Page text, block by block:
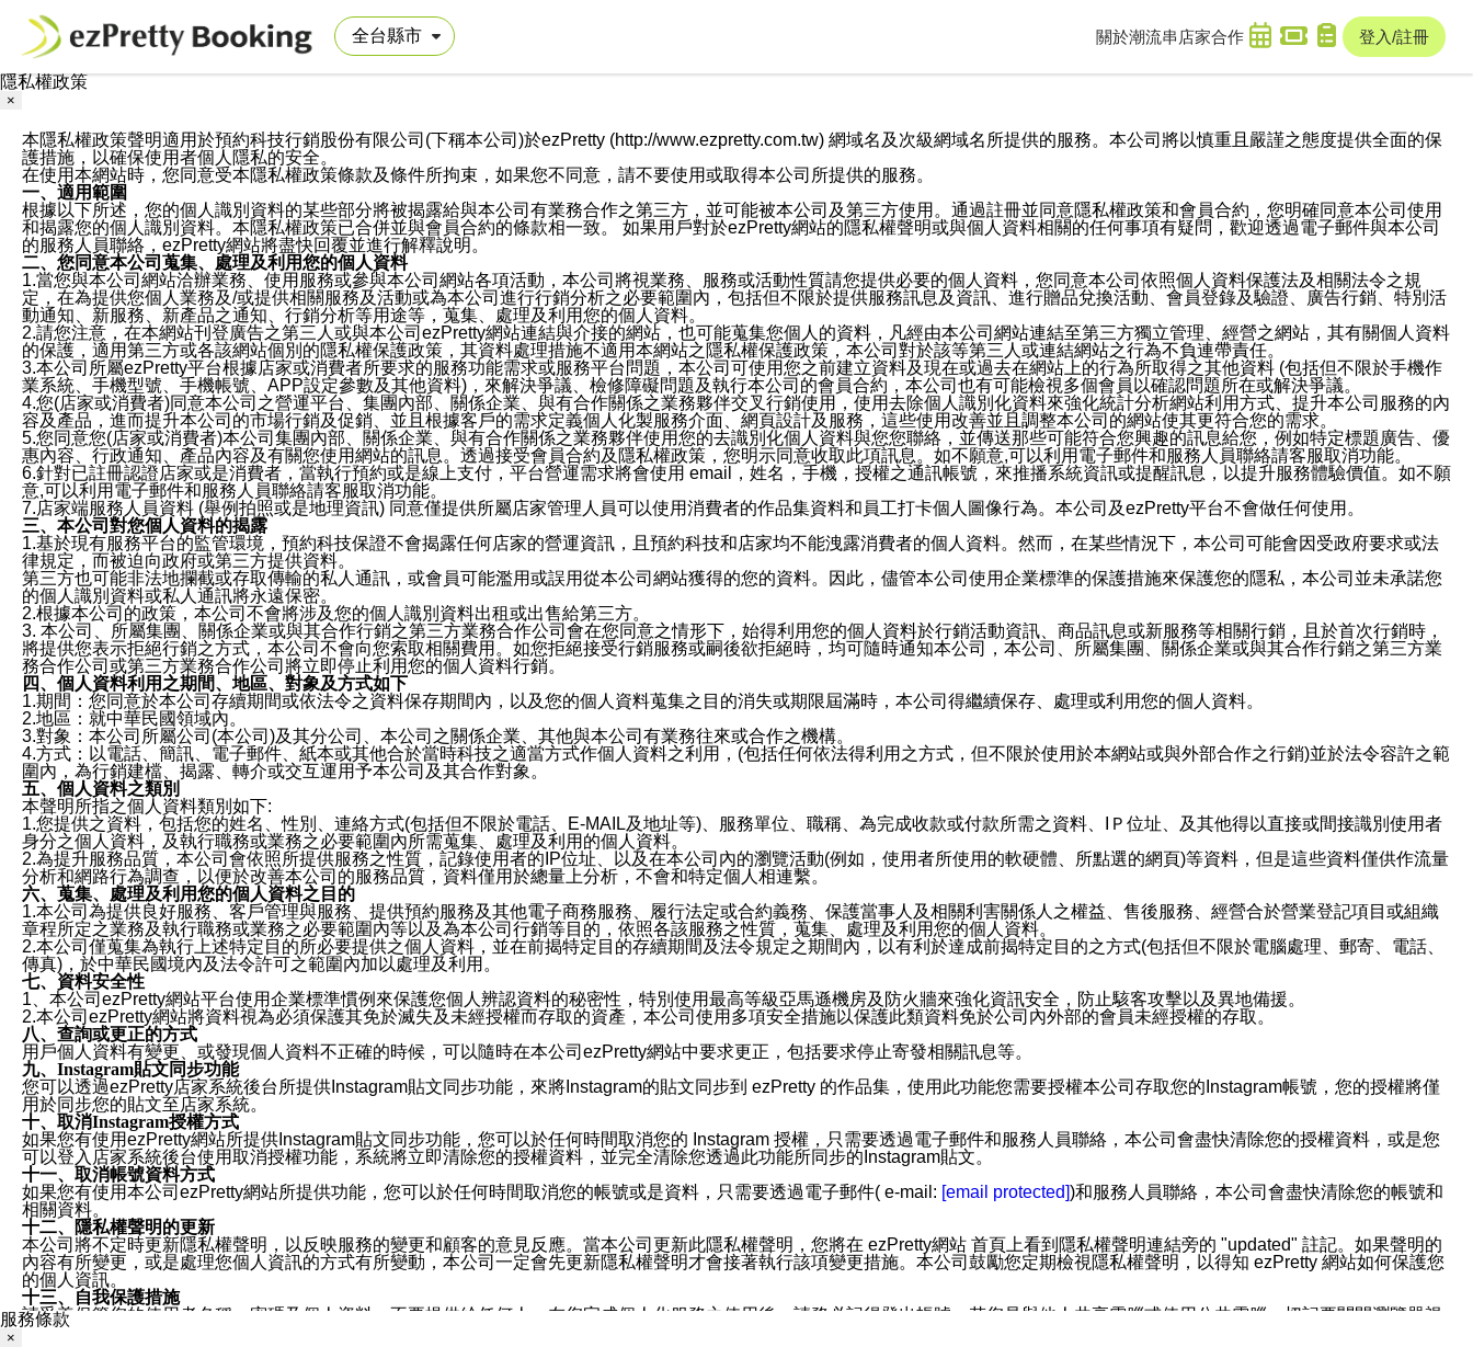
關於潮流串 店家合作 登入/註冊
隱私權政策
×
本隱私權政策聲明適用於預約科技行銷股份有限公司(下稱本公司)於ezPretty (http://www.ezpretty.com.tw) 網域名及次級網域名所提供的服務。本公司將以慎重且嚴謹之態度提供全面的保
護措施，以確保使用者個人隱私的安全。
在使用本網站時，您同意受本隱私權政策條款及條件所拘束，如果您不同意，請不要使用或取得本公司所提供的服務。
一、適用範圍
根據以下所述，您的個人識別資料的某些部分將被揭露給與本公司有業務合作之第三方，並可能被本公司及第三方使用。通過註冊並同意隱私權政策和會員合約，您明確同意本公司使用
和揭露您的個人識別資料。本隱私權政策已合併並與會員合約的條款相一致。 如果用戶對於ezPretty網站的隱私權聲明或與個人資料相關的任何事項有疑問，歡迎透過電子郵件與本公司
的服務人員聯絡，ezPretty網站將盡快回覆並進行解釋說明。
二、您同意本公司蒐集、處理及利用您的個人資料
1.當您與本公司網站洽辦業務、使用服務或參與本公司網站各項活動，本公司將視業務、服務或活動性質請您提供必要的個人資料，您同意本公司依照個人資料保護法及相關法令之規
定，在為提供您個人業務及/或提供相關服務及活動或為本公司進行行銷分析之必要範圍內，包括但不限於提供服務訊息及資訊、進行贈品兌換活動、會員登錄及驗證、廣告行銷、特別活
動通知、新服務、新產品之通知、行銷分析等用途等，蒐集、處理及利用您的個人資料。
2.請您注意，在本網站刊登廣告之第三人或與本公司ezPretty網站連結與介接的網站，也可能蒐集您個人的資料，凡經由本公司網站連結至第三方獨立管理、經營之網站，其有關個人資料
的保護，適用第三方或各該網站個別的隱私權保護政策，其資料處理措施不適用本網站之隱私權保護政策，本公司對於該等第三人或連結網站之行為不負連帶責任。
3.本公司所屬ezPretty平台根據店家或消費者所要求的服務功能需求或服務平台問題，本公司可使用您之前建立資料及現在或過去在網站上的行為所取得之其他資料 (包括但不限於手機作
業系統、手機型號、手機帳號、APP設定參數及其他資料)，來解決爭議、檢修障礙問題及執行本公司的會員合約，本公司也有可能檢視多個會員以確認問題所在或解決爭議。
4.您(店家或消費者)同意本公司之營運平台、集團內部、關係企業、與有合作關係之業務夥伴交叉行銷使用，使用去除個人識別化資料來強化統計分析網站利用方式、提升本公司服務的內
容及產品，進而提升本公司的市場行銷及促銷、並且根據客戶的需求定義個人化製服務介面、網頁設計及服務，這些使用改善並且調整本公司的網站使其更符合您的需求。
5.您同意您(店家或消費者)本公司集團內部、關係企業、與有合作關係之業務夥伴使用您的去識別化個人資料與您您聯絡，並傳送那些可能符合您興趣的訊息給您，例如特定標題廣告、優
惠內容、行政通知、產品內容及有關您使用網站的訊息。透過接受會員合約及隱私權政策，您明示同意收取此項訊息。如不願意,可以利用電子郵件和服務人員聯絡請客服取消功能。
6.針對已註冊認證店家或是消費者，當執行預約或是線上支付，平台營運需求將會使用 email，姓名，手機，授權之通訊帳號，來推播系統資訊或提醒訊息，以提升服務體驗價值。如不願
意,可以利用電子郵件和服務人員聯絡請客服取消功能。
7.店家端服務人員資料 (舉例拍照或是地理資訊) 同意僅提供所屬店家管理人員可以使用消費者的作品集資料和員工打卡個人圖像行為。本公司及ezPretty平台不會做任何使用。
三、本公司對您個人資料的揭露
1.基於現有服務平台的監管環境，預約科技保證不會揭露任何店家的營運資訊，且預約科技和店家均不能洩露消費者的個人資料。然而，在某些情況下，本公司可能會因受政府要求或法
律規定，而被迫向政府或第三方提供資料。
第三方也可能非法地攔截或存取傳輸的私人通訊，或會員可能濫用或誤用從本公司網站獲得的您的資料。因此，儘管本公司使用企業標準的保護措施來保護您的隱私，本公司並未承諾您
的個人識別資料或私人通訊將永遠保密。
2.根據本公司的政策，本公司不會將涉及您的個人識別資料出租或出售給第三方。
3. 本公司、所屬集團、關係企業或與其合作行銷之第三方業務合作公司會在您同意之情形下，始得利用您的個人資料於行銷活動資訊、商品訊息或新服務等相關行銷，且於首次行銷時，
將提供您表示拒絕行銷之方式，本公司不會向您索取相關費用。如您拒絕接受行銷服務或嗣後欲拒絕時，均可隨時通知本公司，本公司、所屬集團、關係企業或與其合作行銷之第三方業
務合作公司或第三方業務合作公司將立即停止利用您的個人資料行銷。
四、個人資料利用之期間、地區、對象及方式如下
1.期間：您同意於本公司存續期間或依法令之資料保存期間內，以及您的個人資料蒐集之目的消失或期限屆滿時，本公司得繼續保存、處理或利用您的個人資料。
2.地區：就中華民國領域內。
3.對象：本公司所屬公司(本公司)及其分公司、本公司之關係企業、其他與本公司有業務往來或合作之機構。
4.方式：以電話、簡訊、電子郵件、紙本或其他合於當時科技之適當方式作個人資料之利用，(包括任何依法得利用之方式，但不限於使用於本網站或與外部合作之行銷)並於法令容許之範
圍內，為行銷建檔、揭露、轉介或交互運用予本公司及其合作對象。
五、個人資料之類別
本聲明所指之個人資料類別如下:
1.您提供之資料，包括您的姓名、性別、連絡方式(包括但不限於電話、E-MAIL及地址等)、服務單位、職稱、為完成收款或付款所需之資料、IＰ位址、及其他得以直接或間接識別使用者
身分之個人資料，及執行職務或業務之必要範圍內所需蒐集、處理及利用的個人資料。
2.為提升服務品質，本公司會依照所提供服務之性質，記錄使用者的IP位址、以及在本公司內的瀏覽活動(例如，使用者所使用的軟硬體、所點選的網頁)等資料，但是這些資料僅供作流量
分析和網路行為調查，以便於改善本公司的服務品質，資料僅用於總量上分析，不會和特定個人相連繫。
六、蒐集、處理及利用您的個人資料之目的
1.本公司為提供良好服務、客戶管理與服務、提供預約服務及其他電子商務服務、履行法定或合約義務、保護當事人及相關利害關係人之權益、售後服務、經營合於營業登記項目或組織
章程所定之業務及執行職務或業務之必要範圍內等以及為本公司行銷等目的，依照各該服務之性質，蒐集、處理及利用您的個人資料。
2.本公司僅蒐集為執行上述特定目的所必要提供之個人資料，並在前揭特定目的存續期間及法令規定之期間內，以有利於達成前揭特定目的之方式(包括但不限於電腦處理、郵寄、電話、
傳真)，於中華民國境內及法令許可之範圍內加以處理及利用。
七、資料安全性
1、本公司ezPretty網站平台使用企業標準慣例來保護您個人辨認資料的秘密性，特別使用最高等級亞馬遜機房及防火牆來強化資訊安全，防止駭客攻擊以及異地備援。
2.本公司ezPretty網站將資料視為必須保護其免於滅失及未經授權而存取的資產，本公司使用多項安全措施以保護此類資料免於公司內外部的會員未經授權的存取。
八、查詢或更正的方式
用戶個人資料有變更、或發現個人資料不正確的時候，可以隨時在本公司ezPretty網站中要求更正，包括要求停止寄發相關訊息等。
九、Instagram貼文同步功能
您可以透過ezPretty店家系統後台所提供Instagram貼文同步功能，來將Instagram的貼文同步到 ezPretty 的作品集，使用此功能您需要授權本公司存取您的Instagram帳號，您的授權將僅
用於同步您的貼文至店家系統。
十、取消Instagram授權方式
如果您有使用ezPretty網站所提供Instagram貼文同步功能，您可以於任何時間取消您的 Instagram 授權，只需要透過電子郵件和服務人員聯絡，本公司會盡快清除您的授權資料，或是您
可以登入店家系統後台使用取消授權功能，系統將立即清除您的授權資料，並完全清除您透過此功能所同步的Instagram貼文。
十一、取消帳號資料方式
如果您有使用本公司ezPretty網站所提供功能，您可以於任何時間取消您的帳號或是資料，只需要透過電子郵件( e-mail: [email protected])和服務人員聯絡，本公司會盡快清除您的帳號和
相關資料。
十二、隱私權聲明的更新
本公司將不定時更新隱私權聲明，以反映服務的變更和顧客的意見反應。當本公司更新此隱私權聲明，您將在 ezPretty網站 首頁上看到隱私權聲明連結旁的 "updated" 註記。如果聲明的
內容有所變更，或是處理您個人資訊的方式有所變動，本公司一定會先更新隱私權聲明才會接著執行該項變更措施。本公司鼓勵您定期檢視隱私權聲明，以得知 ezPretty 網站如何保護您
的個人資訊。
十三、自我保護措施
請妥善保管您的使用者名稱、密碼及個人資料，不要提供給任何人。在您完成個人化服務之使用後，請務必記得登出帳號。若您是與他人共享電腦或使用公共電腦，切記要關閉瀏覽器視
窗，以防止他人讀取您的個人資料、信件或進入所機關管理區。
服務條款
×